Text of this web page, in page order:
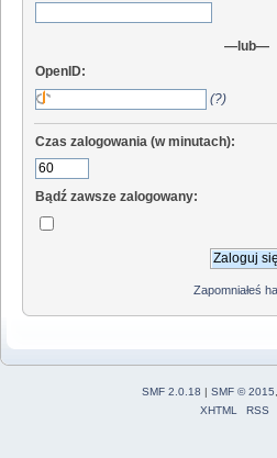
—lub—
OpenID:
(?)
Czas zalogowania (w minutach):
Bądź zawsze zalogowany:
Zapomniałeś
SMF 2.0.18 SMF © 2015,
XHTML
RSS